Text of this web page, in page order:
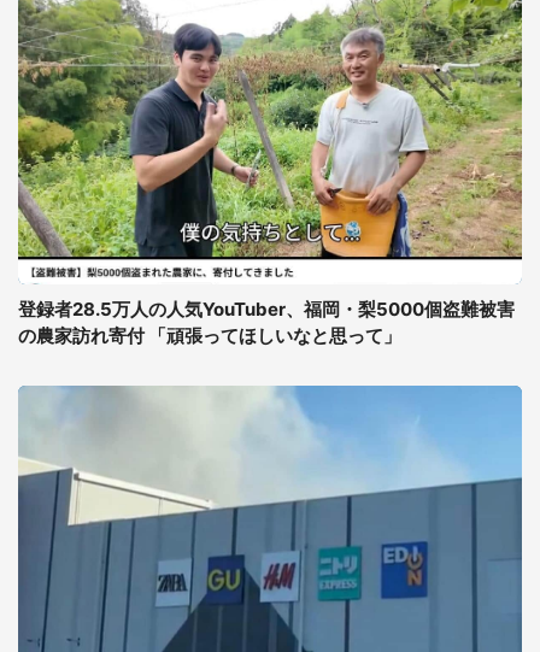
登録者28.5万人の人気YouTuber、福岡・梨5000個盗難被害
の農家訪れ寄付 「頑張ってほしいなと思って」